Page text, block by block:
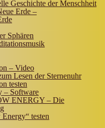
Geschichte der Menschheit
Erde –
Sphären
– Video
Lesen der Sternenuhr
testen
– Software
ENERGY – Die
testen